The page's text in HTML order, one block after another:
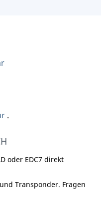
.
oder EDC7 direkt
Transponder. Fragen